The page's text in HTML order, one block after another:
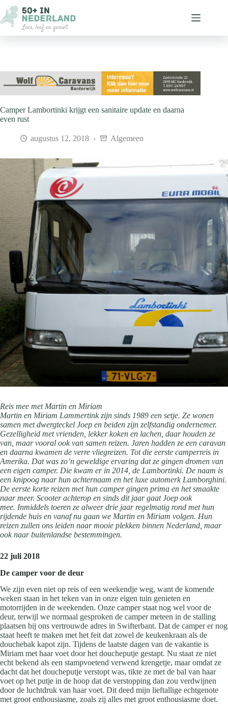
naar
de
inhoud
Camper Lambortinki krijgt een sanitaire update en daarna
even rust
augustus 12, 2018 Algemeen
Reis mee met Martin en Miriam
Martin en Miriam Lammertink zijn sinds 1989 een setje. Ze wonen
samen met dwergteckel Joep en beiden zijn zelfstandig ondernemer.
Gezelligheid met vrienden, lekker koken en lachen, daar houden ze
van, maar vooral ook van samen reizen. Jaren hadden ze een caravan
en daarna kwamen de verre vliegreizen. Tot die eerste camperreis in
Amerika. Dat was zo’n geweldige ervaring dat ze gingen dromen van
een eigen camper. Die kwam er in 2014, de Lambortinki. De naam is
een knipoog naar hun achternaam en het luxe automerk Lamborghini.
De eerste korte reizen met hun camper gingen prima en het smaakte
naar meer. Scooter achterop en sinds dit jaar gaat Joep ook
mee. Inmiddels toeren ze alweer drie jaar regelmatig rond met hun
rijdende huis en vanaf nu gaan we Martin en Miriam volgen. Hun
reizen zullen ons leiden naar mooie plekken binnen Nederland, maar
ook naar buitenlandse bestemmingen.
22 juli 2018
De camper voor de deur
We zijn even niet op reis of een weekendje weg, want de komende
weken staan in het teken van in onze eigen tuin genieten en
motorrijden in de weekenden. Onze camper staat nog wel voor de
deur, terwijl we normaal gesproken de camper meteen in de stalling
plaatsen bij ons vertrouwde adres in Swifterbant. Dat de camper er nog
staat heeft te maken met het feit dat zowel de keukenkraan als de
douchebak kapot zijn. Tijdens de laatste dagen van de vakantie is
Miriam met haar voet door het doucheputje gestapt. Nu staat ze niet
echt bekend als een stampvoetend verwend krengetje, maar omdat ze
dacht dat het doucheputje verstopt was, tikte ze met de bal van haar
voet op het putje in de hoop dat de verstopping dan zou verdwijnen
door de luchtdruk van haar voet. Dit deed mijn lieftallige echtgenote
met groot enthousiasme, zoals zij alles met groot enthousiasme doet.